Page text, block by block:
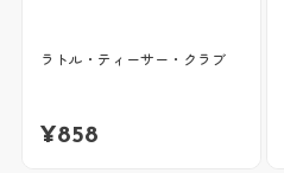
ラトル・ティーサー・クラブ
¥858